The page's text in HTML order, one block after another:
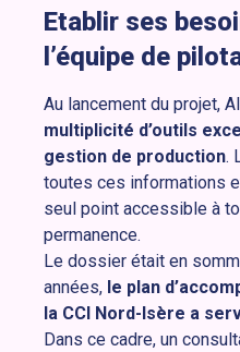
Etablir ses
l’équipe de
Au lancement du projet,
multiplicité d’outils
gestion de production.
toutes ces informations
seul point accessible à
permanence.
Le dossier était en
années, le plan
la CCI Nord-Isère a
Dans ce cadre, un